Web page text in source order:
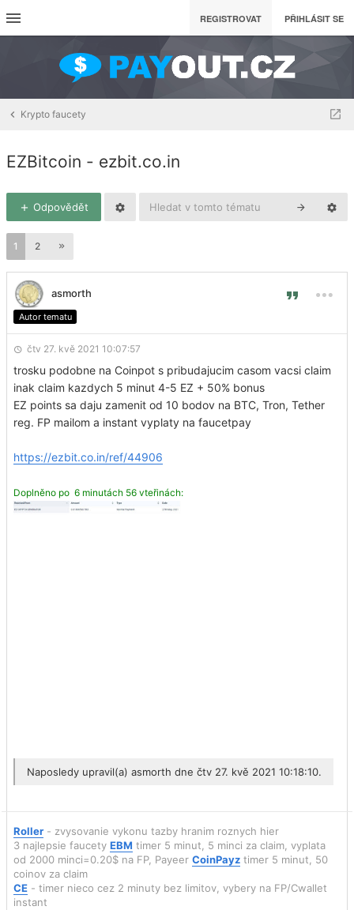
REGISTROVAT PŘIHLÁSIT SE
Krypto faucety
EZBitcoin - ezbit.co.in
Odpovědět
1 2
asmorth
Autor tematu
čtv 27. kvě 2021 10:07:57
trosku podobne na Coinpot s pribudajucim casom vacsi claim
inak claim kazdych 5 minut 4-5 EZ + 50% bonus
EZ points sa daju zamenit od 10 bodov na BTC, Tron, Tether
reg. FP mailom a instant vyplaty na faucetpay
https://ezbit.co.in/ref/44906
Doplněno po 6 minutách 56 vteřinách:
Naposledy upravil(a) asmorth dne čtv 27. kvě 2021 10:18:10.
Roller - zvysovanie vykonu tazby hranim roznych hier
3 najlepsie faucety EBM timer 5 minut, 5 minci za claim, vyplata
od 2000 minci=0.20$ na FP, Payeer CoinPayz timer 5 minut, 50
coinov za claim
CE - timer nieco cez 2 minuty bez limitov, vybery na FP/Cwallet
instant